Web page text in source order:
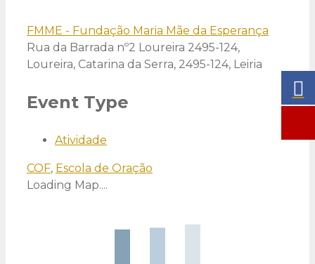
FMME - Fundação Maria Mãe da Esperança
Rua da Barrada nº2 Loureira 2495-124,
Loureira, Catarina da Serra, 2495-124, Leiria
Event Type
Atividade
COF, Escola de Oração
Loading Map....